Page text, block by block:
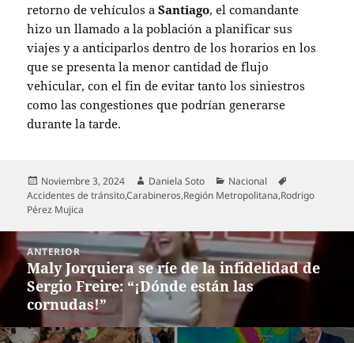
retorno de vehículos aSantiago, el comandante
hizo un llamado a la población a planificar sus
viajes y a anticiparlos dentro de los horarios en los
que se presenta la menor cantidad de flujo
vehicular, con el fin de evitar tanto los siniestros
como las congestiones que podrían generarse
durante la tarde.
Publicado
el
Noviembre 3, 2024 Autor
Daniela Soto Categorías
Nacional
Accidentes de tránsito,Carabineros,Región Metropolitana,Rodrigo
Pérez Mujica
Navegación
entradas
ANTERIOR
Entrada
anterior:
Maly Jorquiera se ríe de la infidelidad de
Sergio Freire: “¡Dónde están las
cornudas!”